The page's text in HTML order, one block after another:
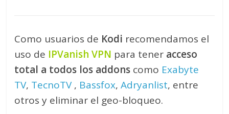
Como usuarios de Kodi recomendamos el
uso de IPVanish VPN para tener acceso
total a todos los addons como Exabyte
TV, TecnoTV, Bassfox,Adryanlist, entre
otros y eliminar el geo-bloqueo.